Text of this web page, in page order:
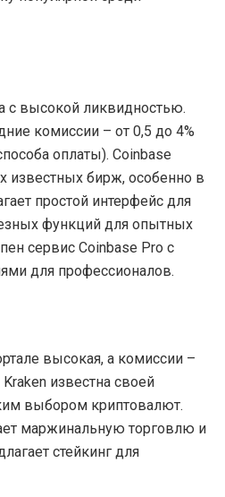
с высокой ликвидностью.
комиссии – от 0,5 до 4%
оплаты). Coinbase
известных бирж, особенно в
простой интерфейс для
функций для опытных
сервис Coinbase Pro с
для профессионалов.
высокая, а комиссии –
известна своей
выбором криптовалют.
маржинальную торговлю и
стейкинг для